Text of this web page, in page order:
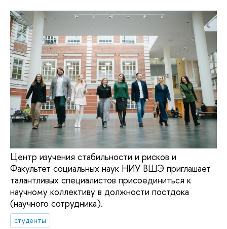
Центр изучения стабильности и рисков и
Факультет социальных наук НИУ ВШЭ приглашает
талантливых специалистов присоединиться к
научному коллективу в должности постдока
(научного сотрудника).
студенты